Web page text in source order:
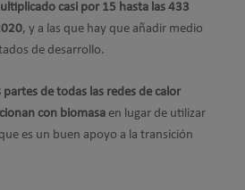
casi por 15 hasta las 433
, y a las que hay que añadir medio
de desarrollo.
partes de todas las redes de calor
con biomasa en lugar de utilizar
es un buen apoyo a la transición